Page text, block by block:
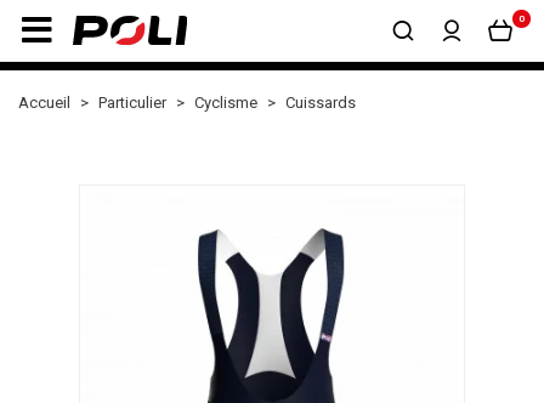
0
Accueil Particulier Cyclisme Cuissards